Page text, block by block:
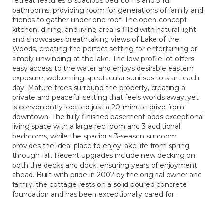
bathrooms, providing room for generations of family and
friends to gather under one roof. The open-concept
kitchen, dining, and living area is filled with natural light
and showcases breathtaking views of Lake of the
Woods, creating the perfect setting for entertaining or
simply unwinding at the lake. The low-profile lot offers
easy access to the water and enjoys desirable eastern
exposure, welcoming spectacular sunrises to start each
day. Mature trees surround the property, creating a
private and peaceful setting that feels worlds away, yet
is conveniently located just a 20-minute drive from
downtown. The fully finished basement adds exceptional
living space with a large rec room and 3 additional
bedrooms, while the spacious 3-season sunroom
provides the ideal place to enjoy lake life from spring
through fall. Recent upgrades include new decking on
both the decks and dock, ensuring years of enjoyment
ahead. Built with pride in 2002 by the original owner and
family, the cottage rests on a solid poured concrete
foundation and has been exceptionally cared for.